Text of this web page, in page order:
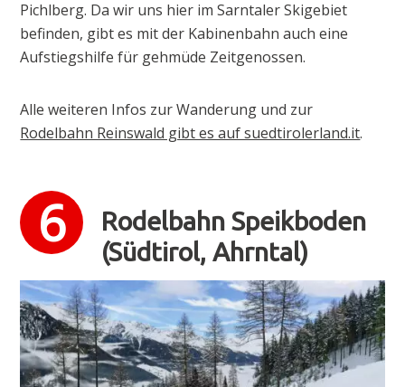
Pichlberg. Da wir uns hier im Sarntaler Skigebiet
befinden, gibt es mit der Kabinenbahn auch eine
Aufstiegshilfe für gehmüde Zeitgenossen.
Alle weiteren Infos zur Wanderung und zur
Rodelbahn Reinswald gibt es auf suedtirolerland.it.
Rodelbahn Speikboden
(Südtirol, Ahrntal)